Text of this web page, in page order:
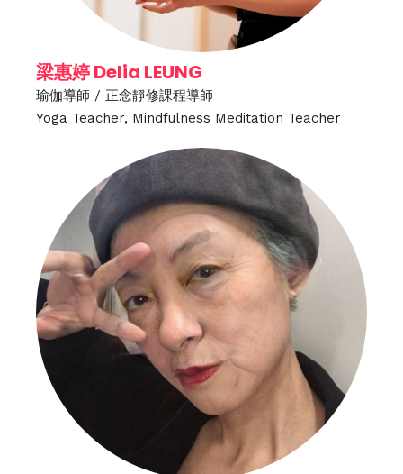
梁惠婷 Delia LEUNG
瑜伽導師 / 正念靜修課程導師
Yoga Teacher, Mindfulness Meditation Teacher